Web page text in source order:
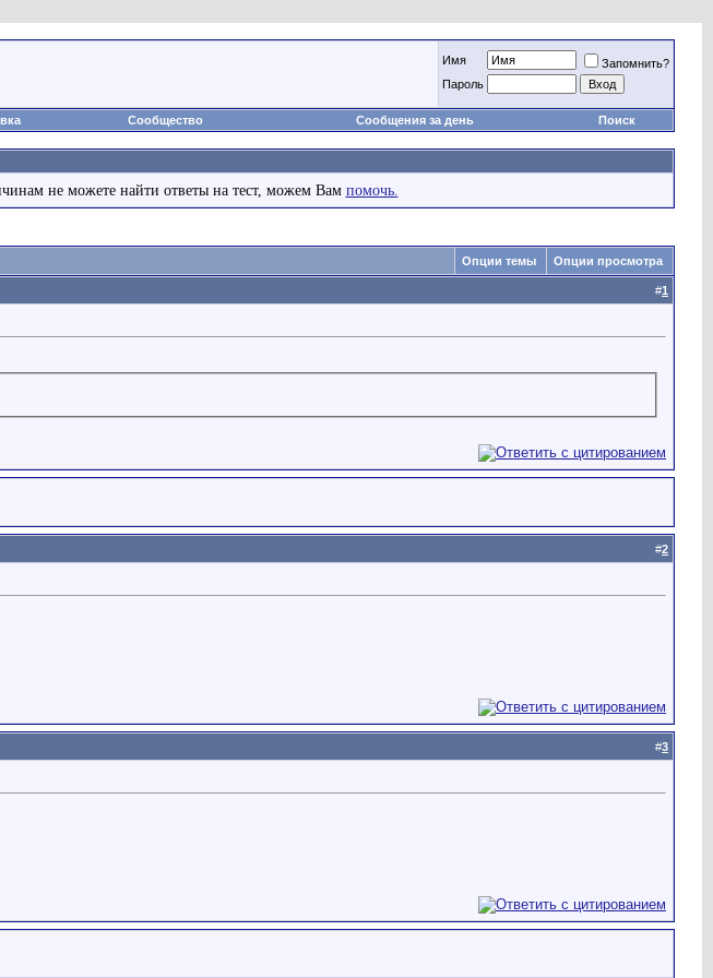
Имя
Запомнить?
Пароль
Сообщество Сообщения за день Поиск
не можете найти ответы на тест, можем Вам помочь.
Опции темы Опции просмотра
#1
#2
#3